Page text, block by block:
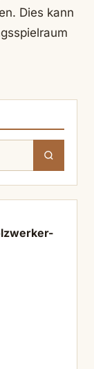
Dies kann